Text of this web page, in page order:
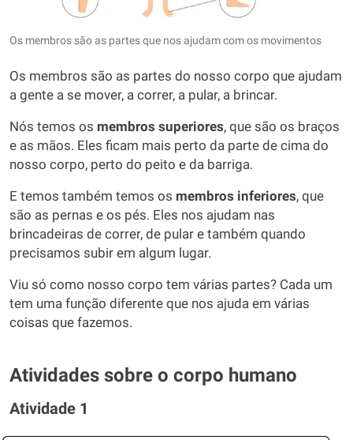
Os membros são as partes que nos ajudam com os movimentos
Os membros são as partes do nosso corpo que ajudam
a gente a se mover, a correr, a pular, a brincar.
Nós temos os membros superiores, que são os braços
e as mãos. Eles ficam mais perto da parte de cima do
nosso corpo, perto do peito e da barriga.
E temos também temos os membros inferiores, que
são as pernas e os pés. Eles nos ajudam nas
brincadeiras de correr, de pular e também quando
precisamos subir em algum lugar.
Viu só como nosso corpo tem várias partes? Cada um
tem uma função diferente que nos ajuda em várias
coisas que fazemos.
Atividades sobre o corpo humano
Atividade 1